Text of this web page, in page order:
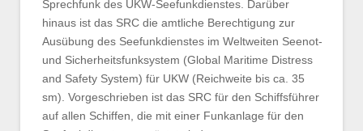
Sprechfunk des UKW-Seefunkdienstes. Darüber
hinaus ist das SRC die amtliche Berechtigung zur
Ausübung des Seefunkdienstes im Weltweiten Seenot-
und Sicherheitsfunksystem (Global Maritime Distress
and Safety System) für UKW (Reichweite bis ca. 35
sm). Vorgeschrieben ist das SRC für den Schiffsführer
auf allen Schiffen, die mit einer Funkanlage für den